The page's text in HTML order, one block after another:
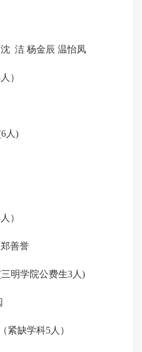
洁 杨金辰 温怡凤
）
人)
）
善誉
明学院公费生3人)
缺学科5人）